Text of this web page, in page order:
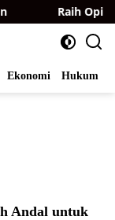
Raih Opini
Ekonomi Hukum
Andal untuk